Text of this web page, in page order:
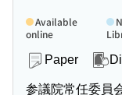
Paper
参議院常任委員
Available
online